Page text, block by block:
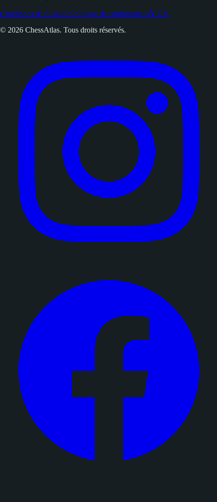
Conditions d'utilisationPolitique de confidentialitéCGV
© 2026 ChessAtlas. Tous droits réservés.